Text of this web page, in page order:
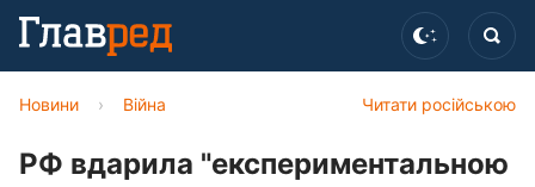
Читати російською
Новини › Війна
РФ вдарила "експериментальною